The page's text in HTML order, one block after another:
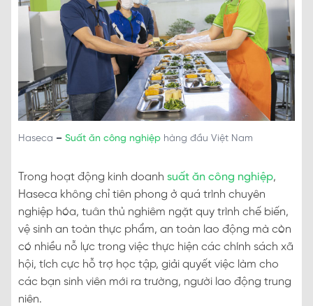
Haseca – Suất ăn công nghiệp hàng đầu Việt Nam
Trong hoạt động kinh doanh suất ăn công nghiệp,
Haseca không chỉ tiên phong ở quá trình chuyên
nghiệp hóa, tuân thủ nghiêm ngặt quy trình chế biến,
vệ sinh an toàn thực phẩm, an toàn lao động mà còn
có nhiều nỗ lực trong việc thực hiện các chính sách xã
hội, tích cực hỗ trợ học tập, giải quyết việc làm cho
các bạn sinh viên mới ra trường, người lao động trung
niên.